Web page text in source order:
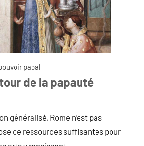
papal
de la papauté
généralisé, Rome n’est pas
de ressources suffisantes pour